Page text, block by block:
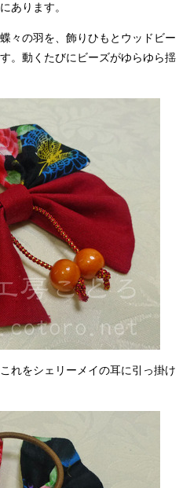
あります。
々の羽を、飾りひもとウッドビー
。動くたびにビーズがゆらゆら揺
れをシェリーメイの耳に引っ掛け